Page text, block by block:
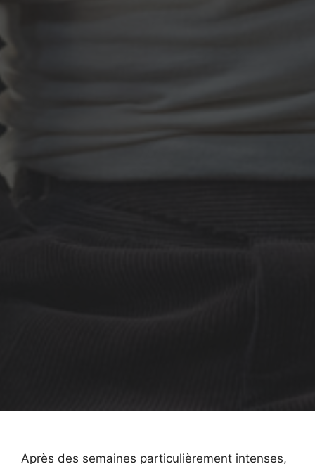
Après des semaines particulièrement intenses,